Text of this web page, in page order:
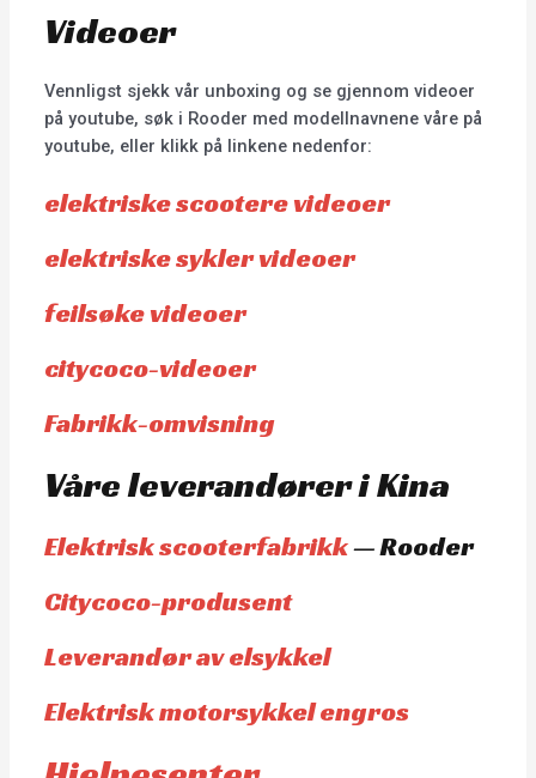
Videoer
Vennligst sjekk vår unboxing og se gjennom videoer
på youtube, søk i Rooder med modellnavnene våre på
youtube, eller klikk på linkene nedenfor:
elektriske scootere videoer
elektriske sykler videoer
feilsøke videoer
citycoco-videoer
Fabrikk-omvisning
Våre leverandører i Kina
Elektrisk scooterfabrikk— Rooder
Citycoco-produsent
Leverandør av elsykkel
Elektrisk motorsykkel engros